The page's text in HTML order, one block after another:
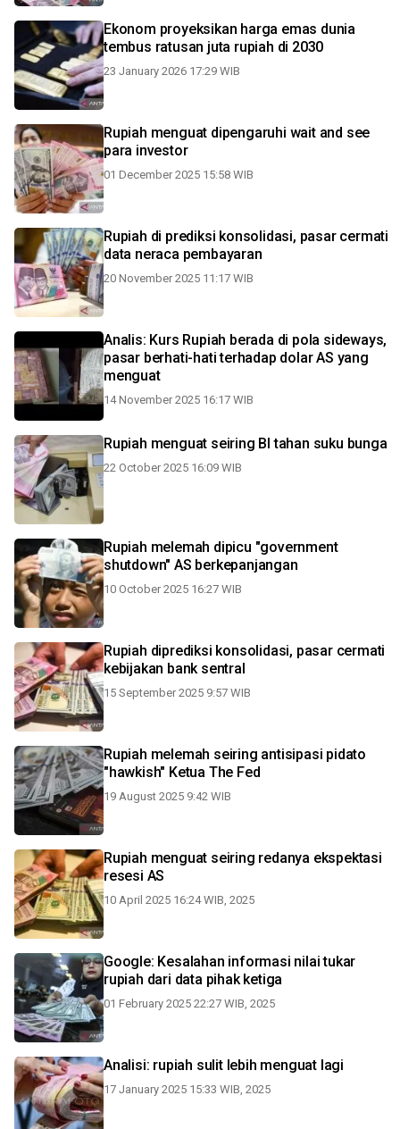
Ekonom proyeksikan harga emas dunia
tembus ratusan juta rupiah di 2030
23 January 2026 17:29 WIB
Rupiah menguat dipengaruhi wait and see
para investor
01 December 2025 15:58 WIB
Rupiah di prediksi konsolidasi, pasar cermati
data neraca pembayaran
20 November 2025 11:17 WIB
Analis: Kurs Rupiah berada di pola sideways,
pasar berhati-hati terhadap dolar AS yang
menguat
14 November 2025 16:17 WIB
Rupiah menguat seiring BI tahan suku bunga
22 October 2025 16:09 WIB
Rupiah melemah dipicu "government
shutdown" AS berkepanjangan
10 October 2025 16:27 WIB
Rupiah diprediksi konsolidasi, pasar cermati
kebijakan bank sentral
15 September 2025 9:57 WIB
Rupiah melemah seiring antisipasi pidato
"hawkish" Ketua The Fed
19 August 2025 9:42 WIB
Rupiah menguat seiring redanya ekspektasi
resesi AS
10 April 2025 16:24 WIB, 2025
Google: Kesalahan informasi nilai tukar
rupiah dari data pihak ketiga
01 February 2025 22:27 WIB, 2025
Analisi: rupiah sulit lebih menguat lagi
17 January 2025 15:33 WIB, 2025